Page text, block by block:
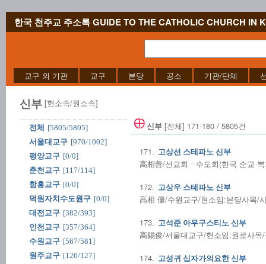
한국 천주교 주소록 GUIDE TO THE CATHOLIC CHURCH IN
교구 외 기관 교구 본당 공소 기관/단체
신부 [현소속/원소속]
전체
[5805/5805]
서울대교구 [970/1002]
평양교구 [0/0]
춘천교구 [117/114]
함흥교구 [0/0]
덕원자치수도원구 [0/0]
대전교구 [382/393]
인천교구 [357/364]
수원교구 [567/581]
원주교구 [126/127]
신부 [전체] 171-180 / 5805건
171. 고상선 스테파노 신부
高相善/선교회ㆍ수도회(한국 순교
172. 고상우 스테파노 신부
高相 優/수원교구/현소임:본당사목/
173. 고석준 아우구스티노 신부
高錫俊/서울대교구/현소임:원로사
174. 고성귀 십자가의요한 신부